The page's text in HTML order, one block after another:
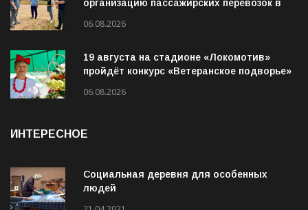
Прокуратура держит на контроле
06.08.2026
19 августа на стадионе «Локомотив»
Социальная деревня для особенных